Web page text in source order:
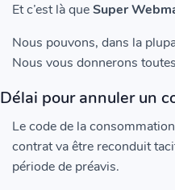
Et c’est là queSuper
Nous pouvons, dans la
Nous vous donnerons
Délai pour annuler un
Le code de la
contrat va être reconduit
période de préavis.